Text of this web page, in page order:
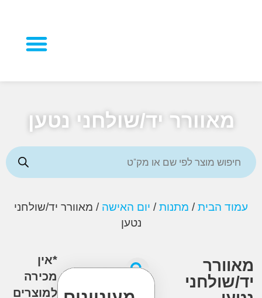
יד/שולחני נטען
הבית/מתנות /יום האישה/ מאוורר יד/שולחני
מכירה
למוצרים